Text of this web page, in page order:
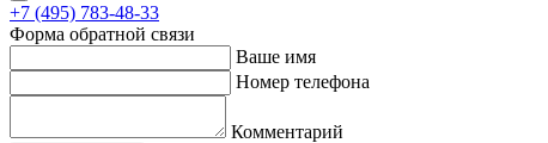
+7 (495) 783-48-33
Форма обратной связи
Ваше имя
Номер телефона
Комментарий